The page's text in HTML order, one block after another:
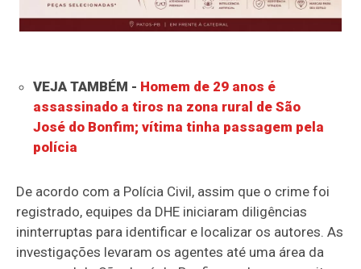
VEJA TAMBÉM - Homem de 29 anos é
assassinado a tiros na zona rural de São
José do Bonfim; vítima tinha passagem pela
polícia
De acordo com a Polícia Civil, assim que o crime foi
registrado, equipes da DHE iniciaram diligências
ininterruptas para identificar e localizar os autores. As
investigações levaram os agentes até uma área da